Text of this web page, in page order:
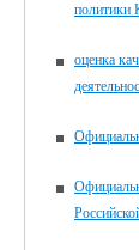
политики
оценка